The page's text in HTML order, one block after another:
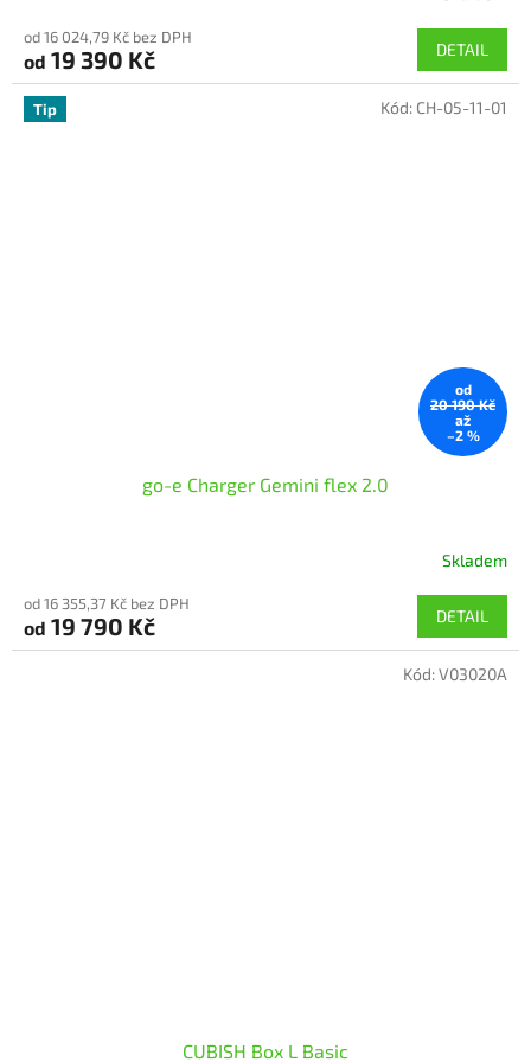
od 16 024,79 Kč bez DPH
od 19 390 Kč DETAIL
Tip
od
20 190 Kč
až
–2 %
go-e Charger Gemini flex 2.0
produktu
je
5,0
Skladem
od 16 355,37 Kč bez DPH
od 19 790 Kč DETAIL
Kód: CH-05-11-01
CUBISH Box L Basic
Kód:V03020A